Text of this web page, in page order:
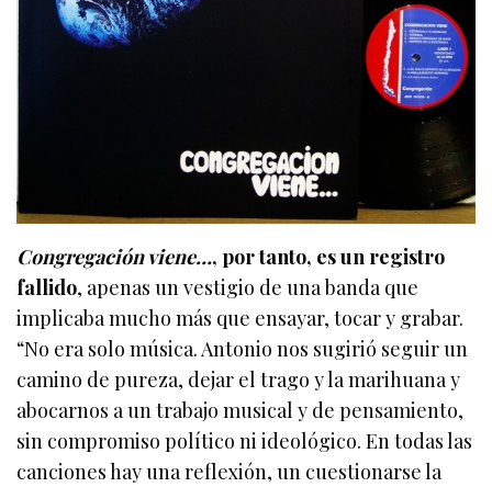
Congregación viene…, por tanto, es un registro
fallido, apenas un vestigio de una banda que
implicaba mucho más que ensayar, tocar y grabar.
“No era solo música. Antonio nos sugirió seguir un
camino de pureza, dejar el trago y la marihuana y
abocarnos a un trabajo musical y de pensamiento,
sin compromiso político ni ideológico. En todas las
canciones hay una reflexión, un cuestionarse la